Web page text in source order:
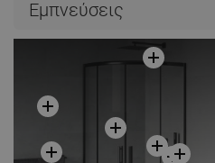
Εμπνεύσεις